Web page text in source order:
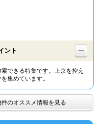
集から
ント
できる特集です。上京を控え
集めています。
のオススメ情報を見る